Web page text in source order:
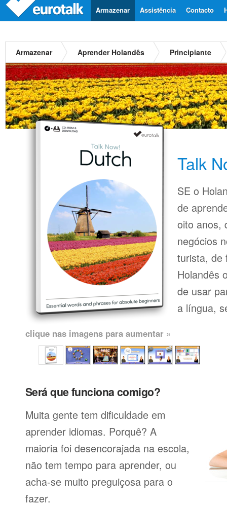
Contacto
Assistência
Armazenar
Armazenar Aprender Holandês Principiante
Talk
SE o
de
oito anos,
negócios
turista, de
Holandês
de usar
a língua,
clique nas imagens para aumentar »
Será que funciona comigo?
Muita gente tem dificuldade em
aprender idiomas. Porquê? A
maioria foi desencorajada na escola,
não tem tempo para aprender, ou
acha-se muito preguiçosa para o
fazer.